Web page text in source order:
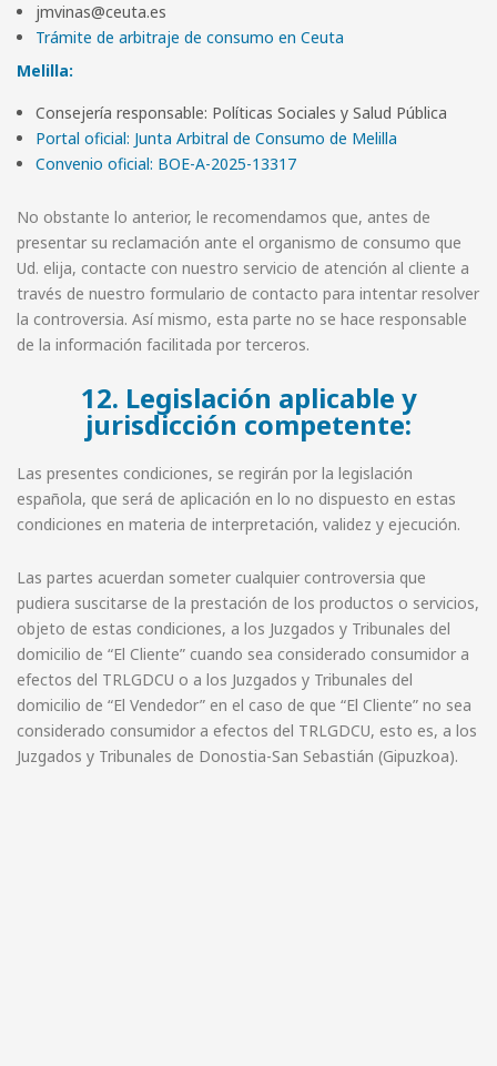
jmvinas@ceuta.es
Trámite de arbitraje de consumo en Ceuta
Melilla:
Consejería responsable: Políticas Sociales y Salud Pública
Portal oficial: Junta Arbitral de Consumo de Melilla
Convenio oficial: BOE-A-2025-13317
No obstante lo anterior, le recomendamos que, antes de
presentar su reclamación ante el organismo de consumo que
Ud. elija, contacte con nuestro servicio de atención al cliente a
través de nuestro formulario de contacto para intentar resolver
la controversia. Así mismo, esta parte no se hace responsable
de la información facilitada por terceros.
12. Legislación aplicable y
jurisdicción competente:
Las presentes condiciones, se regirán por la legislación
española, que será de aplicación en lo no dispuesto en estas
condiciones en materia de interpretación, validez y ejecución.
Las partes acuerdan someter cualquier controversia que
pudiera suscitarse de la prestación de los productos o servicios,
objeto de estas condiciones, a los Juzgados y Tribunales del
domicilio de “El Cliente” cuando sea considerado consumidor a
efectos del TRLGDCU o a los Juzgados y Tribunales del
domicilio de “El Vendedor” en el caso de que “El Cliente” no sea
considerado consumidor a efectos del TRLGDCU, esto es, a los
Juzgados y Tribunales de Donostia-San Sebastián (Gipuzkoa).